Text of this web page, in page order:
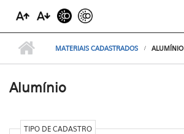
MATERIAIS CADASTRADOS ALUMÍNIO
Alumínio
TIPO DE CADASTRO